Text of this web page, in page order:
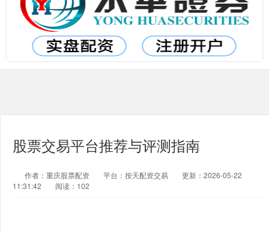
股票交易平台推荐与评测指南
作者：重庆股票配资 平台：按天配资交易
更新：2026-05-22
11:31:42
阅读：102